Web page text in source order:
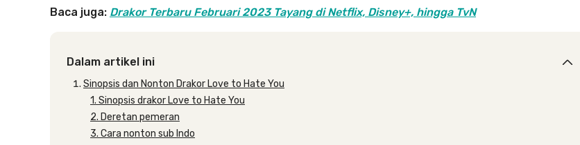
Baca juga: Drakor Terbaru Februari 2023 Tayang di Netflix, Disney+, hingga TvN
Dalam artikel ini
Sinopsis dan Nonton Drakor Love to Hate You
1. Sinopsis drakor Love to Hate You
2. Deretan pemeran
3. Cara nonton sub Indo